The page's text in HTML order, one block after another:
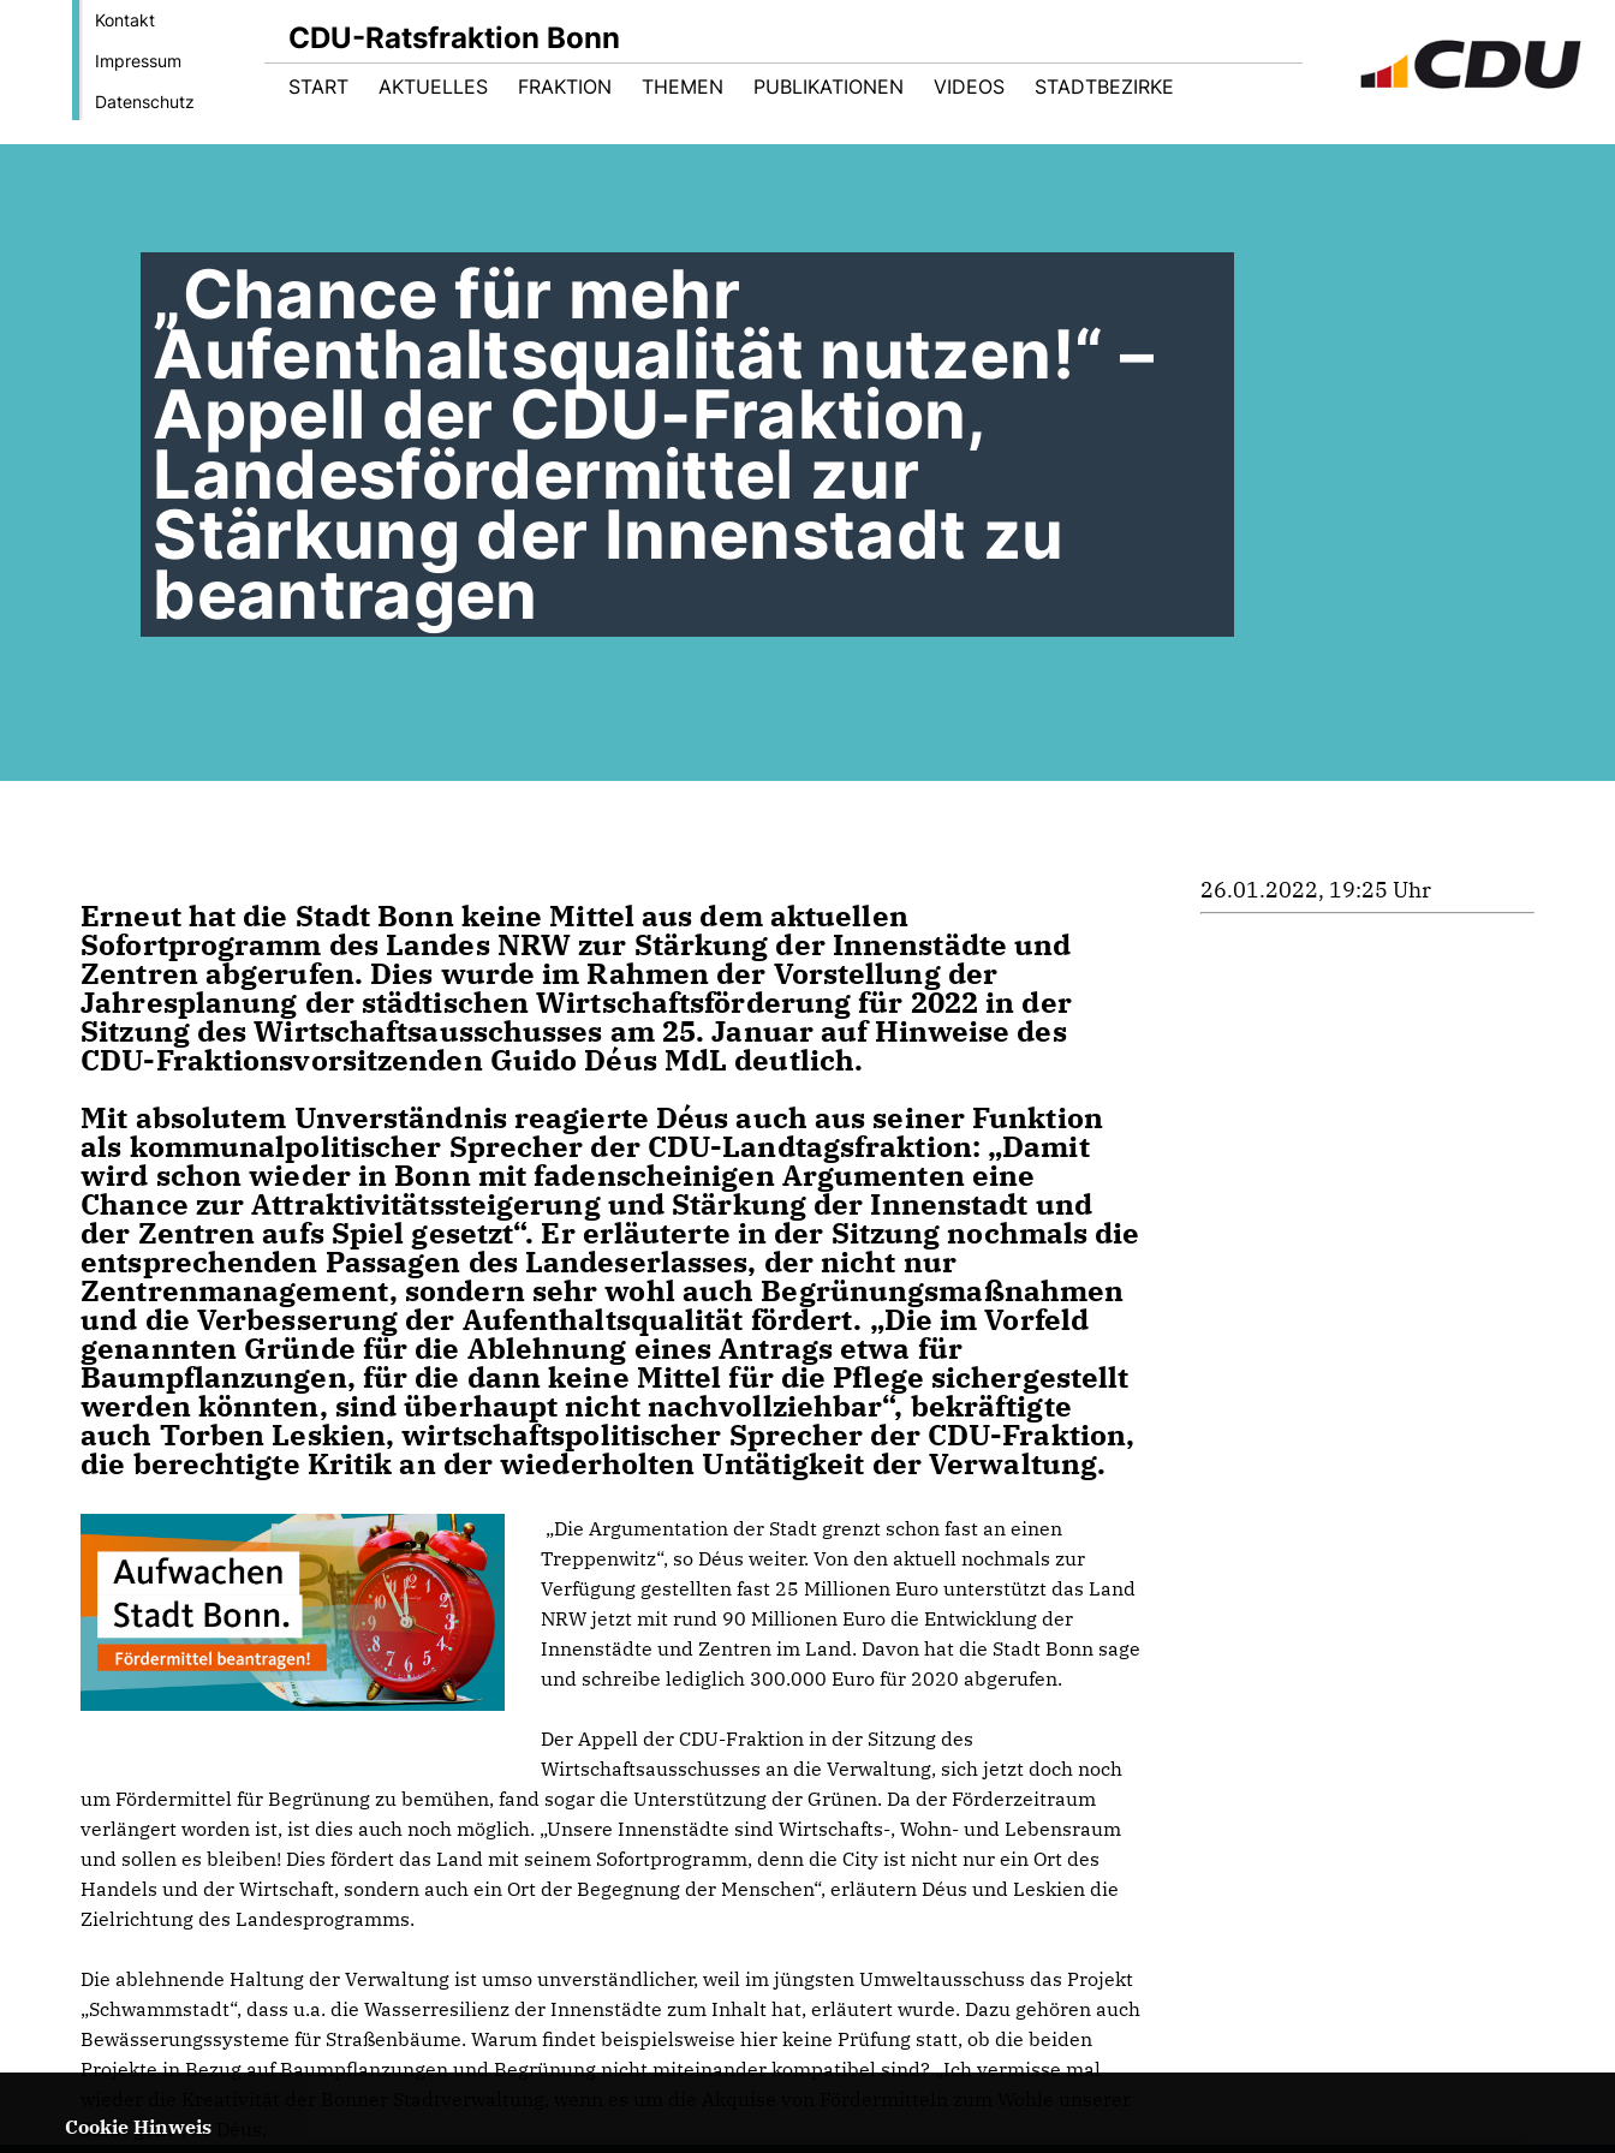
Kontakt
Impressum
Datenschutz
CDU-Ratsfraktion Bonn
START AKTUELLES FRAKTION THEMEN PUBLIKATIONEN VIDEOS STADTBEZIRKE
Chance für mehr
Aufenthaltsqualität nutzen!“ –
Appell der CDU-Fraktion,
Landesfördermittel zur
Stärkung der Innenstadt zu
beantragen
Erneut hat die Stadt Bonn keine Mittel aus dem aktuellen
Sofortprogramm des Landes NRW zur Stärkung der Innenstädte und
Zentren abgerufen. Dies wurde im Rahmen der Vorstellung der
Jahresplanung der städtischen Wirtschaftsförderung für 2022 in der
Sitzung des Wirtschaftsausschusses am 25. Januar auf Hinweise des
CDU-Fraktionsvorsitzenden Guido Déus MdL deutlich.
Mit absolutem Unverständnis reagierte Déus auch aus seiner Funktion
als kommunalpolitischer Sprecher der CDU-Landtagsfraktion: „Damit
wird schon wieder in Bonn mit fadenscheinigen Argumenten eine
Chance zur Attraktivitätssteigerung und Stärkung der Innenstadt und
der Zentren aufs Spiel gesetzt“. Er erläuterte in der Sitzung nochmals die
entsprechenden Passagen des Landeserlasses, der nicht nur
Zentrenmanagement, sondern sehr wohl auch Begrünungsmaßnahmen
und die Verbesserung der Aufenthaltsqualität fördert. „Die im Vorfeld
genannten Gründe für die Ablehnung eines Antrags etwa für
Baumpflanzungen, für die dann keine Mittel für die Pflege sichergestellt
werden könnten, sind überhaupt nicht nachvollziehbar“, bekräftigte
auch Torben Leskien, wirtschaftspolitischer Sprecher der CDU-Fraktion,
die berechtigte Kritik an der wiederholten Untätigkeit der Verwaltung.
Die Argumentation der Stadt grenzt schon fast an einen
Treppenwitz“, so Déus weiter. Von den aktuell nochmals zur
Verfügung gestellten fast 25 Millionen Euro unterstützt das Land
NRW jetzt mit rund 90 Millionen Euro die Entwicklung der
Innenstädte und Zentren im Land. Davon hat die Stadt Bonn sage
und schreibe lediglich 300.000 Euro für 2020 abgerufen.
Der Appell der CDU-Fraktion in der Sitzung des
Wirtschaftsausschusses an die Verwaltung, sich jetzt doch noch
um Fördermittel für Begrünung zu bemühen, fand sogar die Unterstützung der Grünen. Da der Förderzeitraum
verlängert worden ist, ist dies auch noch möglich. „Unsere Innenstädte sind Wirtschafts-, Wohn- und Lebensraum
und sollen es bleiben! Dies fördert das Land mit seinem Sofortprogramm, denn die City ist nicht nur ein Ort des
Handels und der Wirtschaft, sondern auch ein Ort der Begegnung der Menschen“, erläutern Déus und Leskien die
Zielrichtung des Landesprogramms.
Die ablehnende Haltung der Verwaltung ist umso unverständlicher, weil im jüngsten Umweltausschuss das Projekt
Schwammstadt“, dass u.a. die Wasserresilienz der Innenstädte zum Inhalt hat, erläutert wurde. Dazu gehören auch
Bewässerungssysteme für Straßenbäume. Warum findet beispielsweise hier keine Prüfung statt, ob die beiden
Projekte in Bezug auf Baumpflanzungen und Begrünung nicht miteinander kompatibel sind? „Ich vermisse mal
Stadt geht“, so Déus.
26.01.2022, 19:25 Uhr
Cookie Hinweis